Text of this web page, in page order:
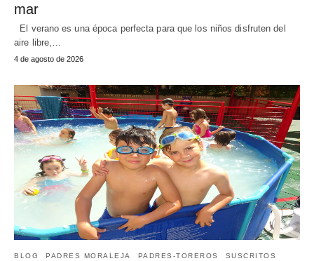
mar
El verano es una época perfecta para que los niños disfruten del
aire libre,…
4 de agosto de 2026
BLOG PADRES MORALEJA PADRES-TOREROS SUSCRITOS